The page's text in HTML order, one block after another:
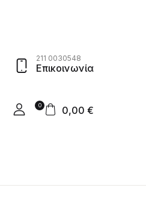
211 0030548
Επικοινωνία
0 0,00 €